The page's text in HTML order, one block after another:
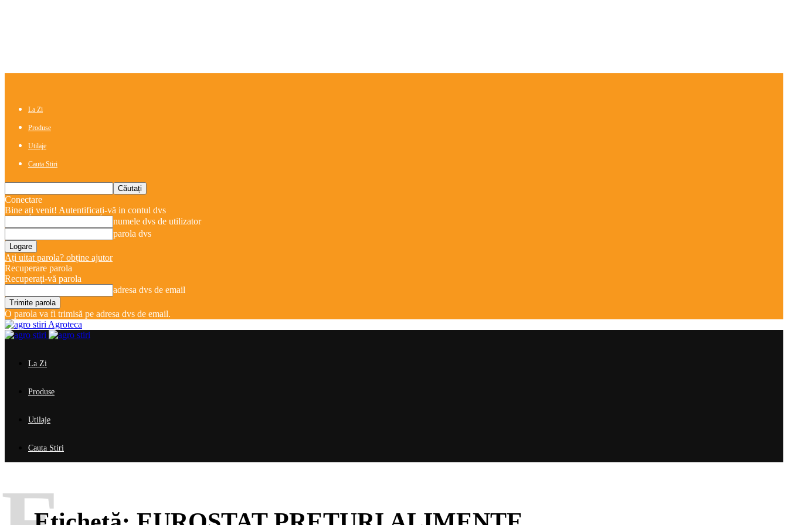
La Zi
Produse
Utilaje
Cauta Stiri
Conectare
Bine ați venit! Autentificați-vă in contul dvs
numele dvs de utilizator
parola dvs
Ați uitat parola? obține ajutor
Recuperare parola
Recuperați-vă parola
adresa dvs de email
O parola va fi trimisă pe adresa dvs de email.
Agroteca
La Zi
Produse
Utilaje
Cauta Stiri